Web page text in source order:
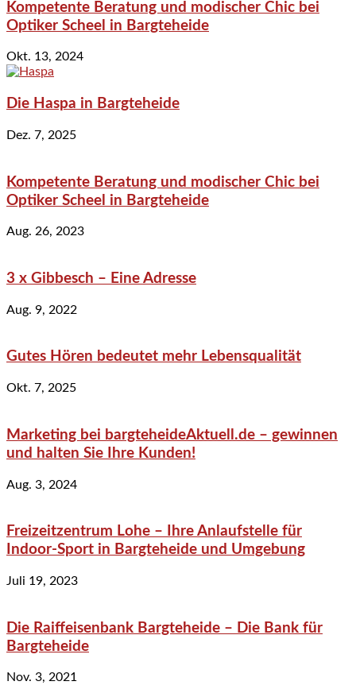
Kompetente Beratung und modischer Chic bei
Optiker Scheel in Bargteheide
Okt. 13, 2024
Die Haspa in Bargteheide
Dez. 7, 2025
Kompetente Beratung und modischer Chic bei
Optiker Scheel in Bargteheide
Aug. 26, 2023
3 x Gibbesch – Eine Adresse
Aug. 9, 2022
Gutes Hören bedeutet mehr Lebensqualität
Okt. 7, 2025
Marketing bei bargteheideAktuell.de – gewinnen
und halten Sie Ihre Kunden!
Aug. 3, 2024
Freizeitzentrum Lohe – Ihre Anlaufstelle für
Indoor-Sport in Bargteheide und Umgebung
Juli 19, 2023
Die Raiffeisenbank Bargteheide – Die Bank für
Bargteheide
Nov. 3, 2021